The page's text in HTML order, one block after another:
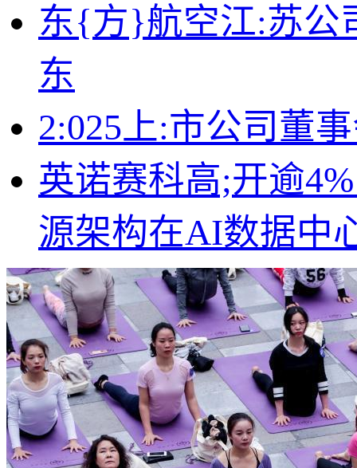
东{方}航空江:苏公
东
2:025上:市公司董
英诺赛科高;开逾
源架构在AI数据中